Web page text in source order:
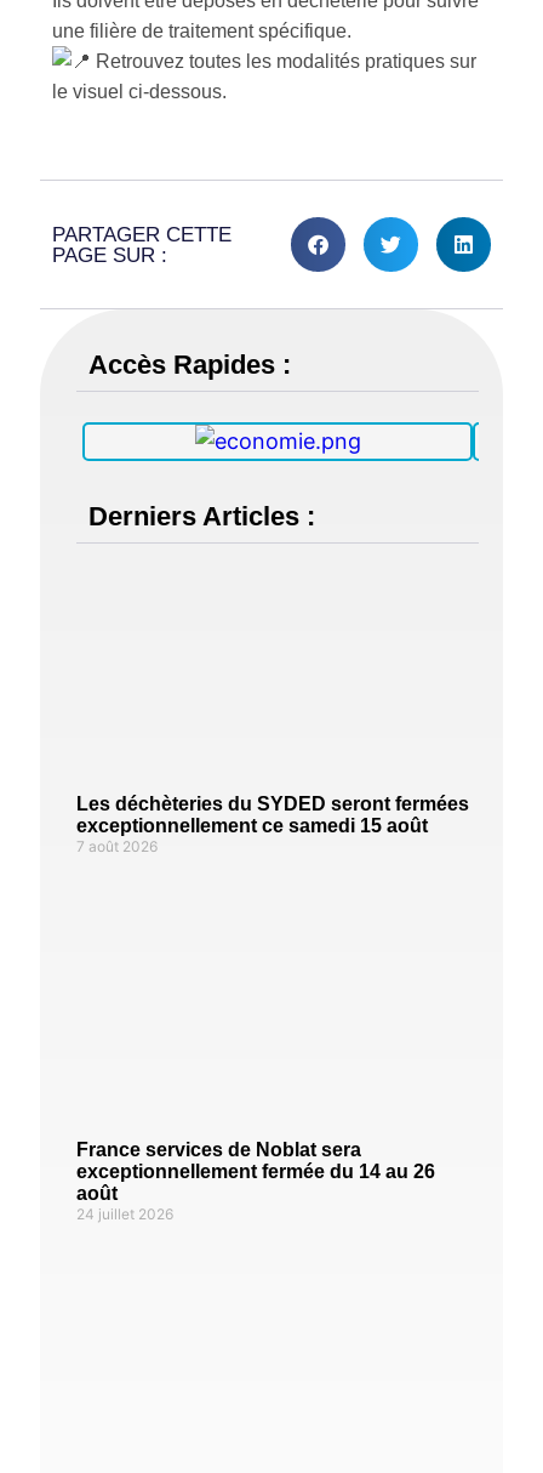
une filière de traitement spécifique.
Retrouvez toutes les modalités pratiques sur
le visuel ci-dessous.
PARTAGER CETTE
PAGE SUR :
Accès Rapides :
Derniers Articles :
Les déchèteries du SYDED seront fermées
exceptionnellement ce samedi 15 août
7 août 2026
France services de Noblat sera
exceptionnellement fermée du 14 au 26
août
24 juillet 2026